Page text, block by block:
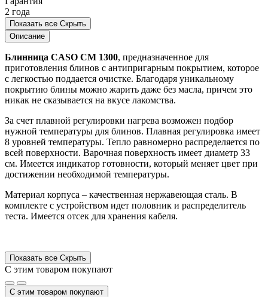
2 года
Показать все Скрыть
Описание
Блинница CASO CM 1300, предназначенное для
приготовления блинов с антипригарным покрытием, которое
с легкостью поддается очистке. Благодаря уникальному
покрытию блины можно жарить даже без масла, причем это
никак не сказывается на вкусе лакомства.
За счет плавной регулировки нагрева возможен подбор
нужной температуры для блинов. Плавная регулировка имеет
8 уровней температуры. Тепло равномерно распределяется по
всей поверхности. Варочная поверхность имеет диаметр 33
см. Имеется индикатор готовности, который меняет цвет при
достижении необходимой температуры.
Материал корпуса – качественная нержавеющая сталь. В
комплекте с устройством идет половник и распределитель
теста. Имеется отсек для хранения кабеля.
Показать все Скрыть
С этим товаром покупают
С этим товаром покупают